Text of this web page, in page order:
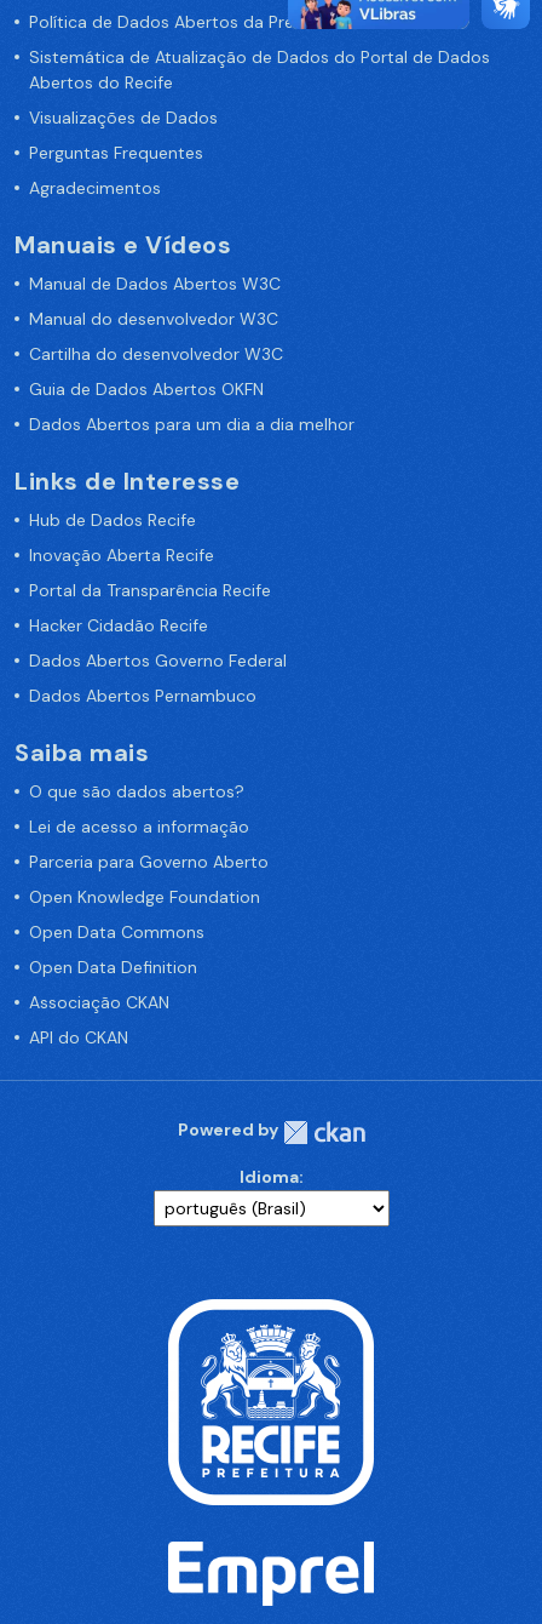
Política de Dados Abertos da Prefeitura do Recife
Sistemática de Atualização de Dados do Portal de Dados
Abertos do Recife
Visualizações de Dados
Perguntas Frequentes
Agradecimentos
Manuais e Vídeos
Manual de Dados Abertos W3C
Manual do desenvolvedor W3C
Cartilha do desenvolvedor W3C
Guia de Dados Abertos OKFN
Dados Abertos para um dia a dia melhor
Links de Interesse
Hub de Dados Recife
Inovação Aberta Recife
Portal da Transparência Recife
Hacker Cidadão Recife
Dados Abertos Governo Federal
Dados Abertos Pernambuco
Saiba mais
O que são dados abertos?
Lei de acesso a informação
Parceria para Governo Aberto
Open Knowledge Foundation
Open Data Commons
Open Data Definition
Associação CKAN
API do CKAN
Powered by
Idioma